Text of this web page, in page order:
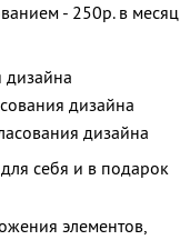
- 250р. в месяц
дизайна
дизайна
дизайна
себя и в подарок
элементов,